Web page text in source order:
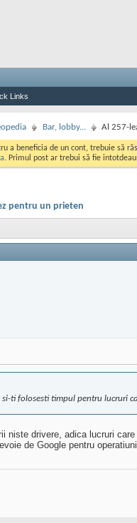
Links
Bar, lobby... Al 257-
a beneficia de un cont, trebuie să
. Primul post ar trebui să fie
pentru un prieten
si-ti folosesti timpul pentru lucruri
niste drivere, adica lucruri
de Google pentru